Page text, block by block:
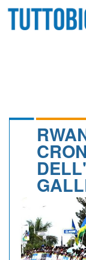
CALENDARIO
ALBI D'ORO